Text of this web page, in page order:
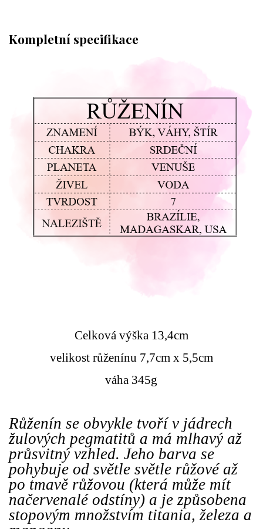
Kompletní specifikace
Celková výška 13,4cm
velikost růženínu 7,7cm x 5,5cm
váha 345g
Růženín se obvykle tvoří v jádrech
žulových pegmatitů a má mlhavý až
průsvitný vzhled. Jeho barva se
pohybuje od světle světle růžové až
po tmavě růžovou (která může mít
načervenalé odstíny) a je způsobena
stopovým množstvím titania, železa a